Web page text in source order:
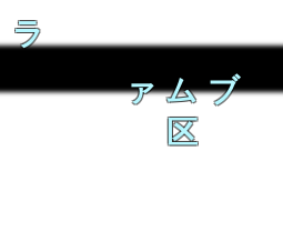
ラ
ァムブ
区